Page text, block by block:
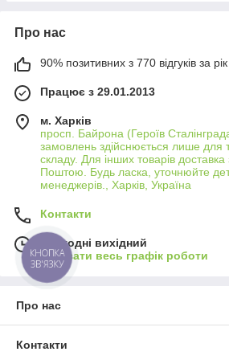
Про нас
90% позитивних з 770 відгуків за рік
Працює з 29.01.2013
м. Харків
просп. Байрона (Героїв
замовлень здійснюється лише для
складу. Для інших товарів
Поштою. Будь ласка, уточнюйте
менеджерів., Харків, Україна
Контакти
Сьогодні вихідний
Показати весь графік роботи
Про нас
Контакти
КНОПКА
ЗВ'ЯЗКУ